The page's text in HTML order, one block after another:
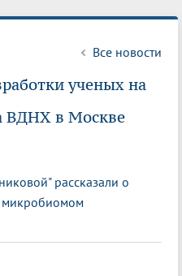
Все новости
ученых на
ВДНХ в Москве
рассказали о
микробиомом